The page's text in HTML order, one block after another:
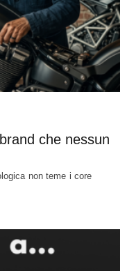
che nessun
non teme i core